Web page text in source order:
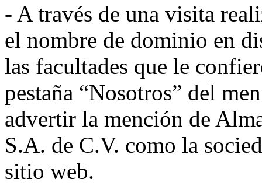
- A través de una visita
el nombre de dominio en
las facultades que le
pestaña “Nosotros” del
advertir la mención de
S.A. de C.V. como la
sitio web.